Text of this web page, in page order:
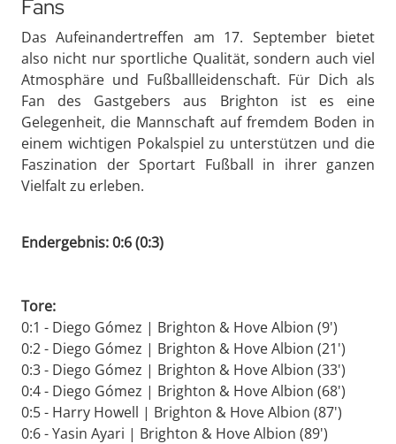
Fans
Das Aufeinandertreffen am 17. September bietet
also nicht nur sportliche Qualität, sondern auch viel
Atmosphäre und Fußballleidenschaft. Für Dich als
Fan des Gastgebers aus Brighton ist es eine
Gelegenheit, die Mannschaft auf fremdem Boden in
einem wichtigen Pokalspiel zu unterstützen und die
Faszination der Sportart Fußball in ihrer ganzen
Vielfalt zu erleben.
Endergebnis: 0:6 (0:3)
Tore:
0:1 - Diego Gómez | Brighton & Hove Albion (9')
0:2 - Diego Gómez | Brighton & Hove Albion (21')
0:3 - Diego Gómez | Brighton & Hove Albion (33')
0:4 - Diego Gómez | Brighton & Hove Albion (68')
0:5 - Harry Howell | Brighton & Hove Albion (87')
0:6 - Yasin Ayari | Brighton & Hove Albion (89')